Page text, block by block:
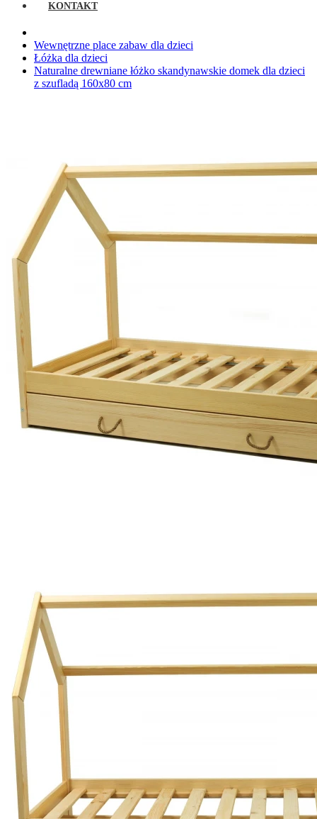
KONTAKT
Wewnętrzne place zabaw dla dzieci
Łóżka dla dzieci
Naturalne drewniane łóżko skandynawskie domek dla dzieci
z szufladą 160x80 cm